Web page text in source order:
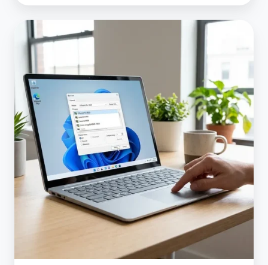
る
法
新
ezeep
Print
App
for
Windows：
Windows
Protected
Print（WPP）
モ
ー
時